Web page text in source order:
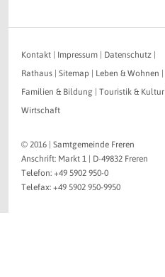
Kontakt Impressum Datenschutz
Rathaus
Sitemap Leben & Wohnen
Familien & Bildung
Touristik & Kultur
Wirtschaft
© 2016 | Samtgemeinde Freren
Anschrift: Markt 1 | D-49832 Freren
Telefon: +49 5902 950-0
Telefax: +49 5902 950-9950